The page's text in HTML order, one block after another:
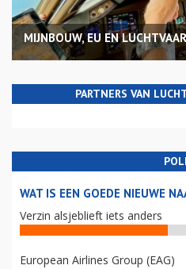
MIJNBOUW, EU EN
PARTNERS VAN
WAT IS EEN GOEDE NIEUWE
Verzin alsjeblieft iets anders
European Airlines Group (EAG)